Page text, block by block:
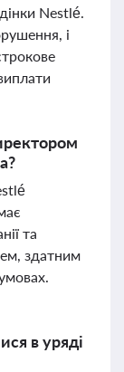
Nestlé.
і
та
здатним
в уряді